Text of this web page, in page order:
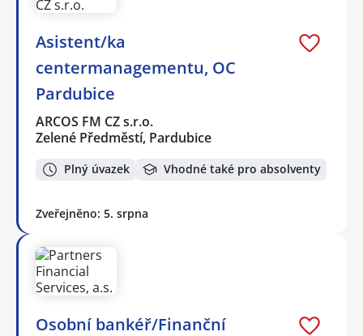
Asistent/ka
centermanagementu, OC
Pardubice
ARCOS FM CZ s.r.o.
Zelené Předměstí, Pardubice
Plný úvazek Vhodné také pro absolventy
Zveřejněno: 5. srpna
Osobní bankéř/Finanční